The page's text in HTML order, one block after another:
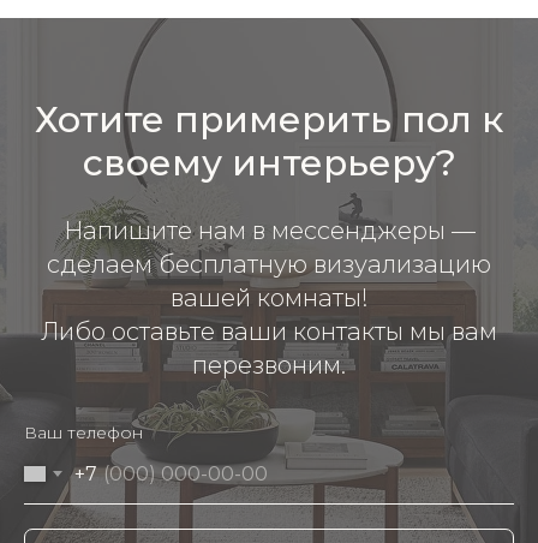
Хотите примерить пол к
своему интерьеру?
Напишите нам в мессенджеры —
сделаем бесплатную визуализацию
вашей комнаты!
Либо оставьте ваши контакты мы вам
перезвоним.
Ваш телефон
+7